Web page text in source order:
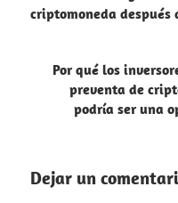
de
criptomoneda después
Por qué los
preventa de
podría ser una
Dejar un